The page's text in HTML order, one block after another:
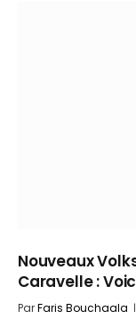
Nouveaux
Caravelle :
ParFaris Bouchaala